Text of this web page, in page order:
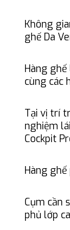
Không
ghế Da
Hàng
cùng các
Tại vị trí
nghiệm
Cockpit
Hàng
Cụm cần
phủ lớp